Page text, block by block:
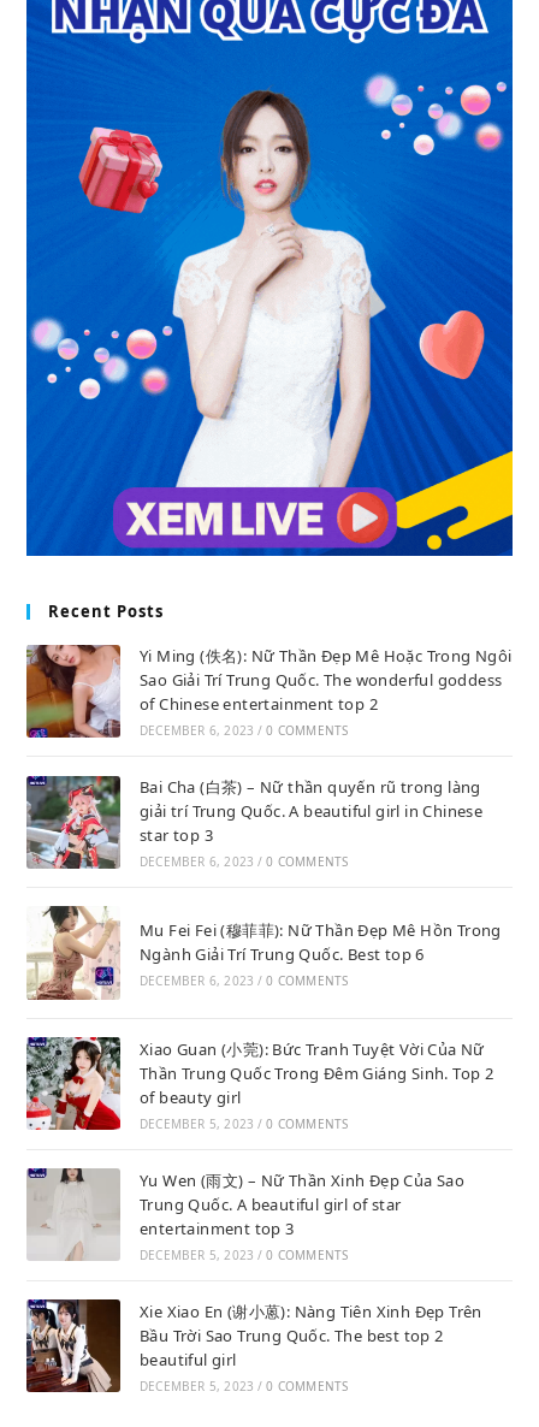
Recent Posts
Yi Ming (佚名): Nữ Thần Đẹp Mê Hoặc Trong Ngôi
Sao Giải Trí Trung Quốc. The wonderful goddess
of Chinese entertainment top 2
DECEMBER 6, 2023 / 0 COMMENTS
Bai Cha (白茶) – Nữ thần quyến rũ trong làng
giải trí Trung Quốc. A beautiful girl in Chinese
star top 3
DECEMBER 6, 2023 / 0 COMMENTS
Mu Fei Fei (穆菲菲): Nữ Thần Đẹp Mê Hồn Trong
Ngành Giải Trí Trung Quốc. Best top 6
DECEMBER 6, 2023 / 0 COMMENTS
Xiao Guan (小莞): Bức Tranh Tuyệt Vời Của Nữ
Thần Trung Quốc Trong Đêm Giáng Sinh. Top 2
of beauty girl
DECEMBER 5, 2023 / 0 COMMENTS
Yu Wen (雨文) – Nữ Thần Xinh Đẹp Của Sao
Trung Quốc. A beautiful girl of star
entertainment top 3
DECEMBER 5, 2023 / 0 COMMENTS
Xie Xiao En (谢小蒽): Nàng Tiên Xinh Đẹp Trên
Bầu Trời Sao Trung Quốc. The best top 2
beautiful girl
DECEMBER 5, 2023 / 0 COMMENTS